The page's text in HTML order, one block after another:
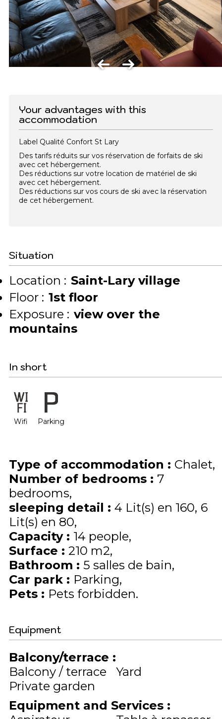
Your advantages with this
accommodation
Label Qualité Confort St Lary
Des tarifs réduits sur vos réservation de forfaits de ski
avec cet hébergement.
Des réductions sur votre location de matériel de ski
avec cet hébergement.
Des réductions sur vos cours de ski avec la réservation
de cet hébergement.
Situation
Location : Saint-Lary village
Floor : 1st floor
Exposure : view over the
mountains
In short
Wifi Parking
Type of accommodation : Chalet
Number of bedrooms : 7
bedrooms
sleeping detail : 4 Lit(s) en 160 6
Lit(s) en 80
Capacity : 14 people
Surface : 210 m2
Bathroom : 5 salles de bain
Car park : Parking
Pets : Pets forbidden
Equipment
Balcony/terrace :
Balcony / terrace
Yard
Private garden
Equipment and Services :